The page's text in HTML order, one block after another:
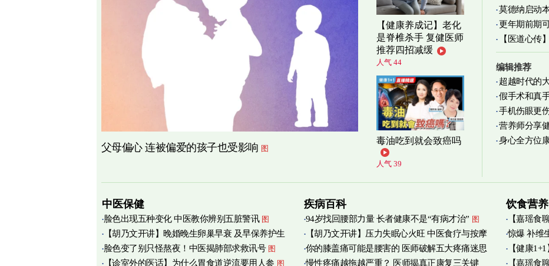
父母偏心 连被偏爱的孩子也受影响 图
【健康养成记】老化
是脊椎杀手 复健医师
推荐四招减缓
人气 44
毒油吃到就会致癌吗
人气 39
莫德纳启动
更年期前期
忍受 图
【医道心传
图
编辑推荐
超越时代的
假手术和真
手机伤眼更
营养师分享
实践 图
身心全方位
中医保健
脸色出现五种变化 中医教你辨别五脏警讯 图
【胡乃文开讲】晚婚晚生卵巢早衰 及早保养护生
育
脸色变了别只怪熬夜！中医揭肺部求救讯号 图
【诊室外的医话】为什么胃食道逆流要用人参 图
疾病百科
94岁找回腰部力量 长者健康不是“有病才治” 图
【胡乃文开讲】压力失眠心火旺 中医食疗与按摩
自救
你的膝盖痛可能是腰害的 医师破解五大疼痛迷思
图
慢性疼痛越拖越严重？ 医师揭真正康复三关键
饮食营养
【嘉瑶食
烟清爽养心
惊爆 补维
【健康
【嘉瑶食